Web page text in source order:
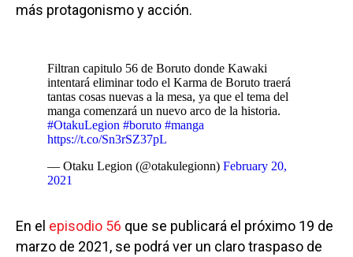
más protagonismo y acción.
Filtran capitulo 56 de Boruto donde Kawaki
intentará eliminar todo el Karma de Boruto traerá
tantas cosas nuevas a la mesa, ya que el tema del
manga comenzará un nuevo arco de la historia.
#OtakuLegion #boruto #manga
https://t.co/Sn3rSZ37pL
— Otaku Legion (@otakulegionn) February 20,
2021
En el episodio 56 que se publicará el próximo 19 de
marzo de 2021, se podrá ver un claro traspaso de